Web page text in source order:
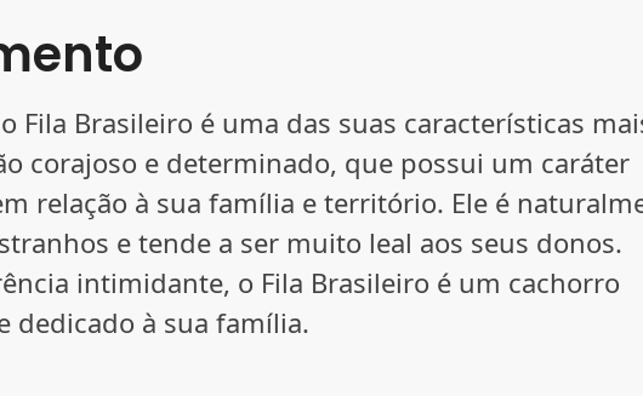
Fila Brasileiro é uma das suas características
corajoso e determinado, que possui um caráter
relação à sua família e território. Ele é
e tende a ser muito leal aos seus donos.
intimidante, o Fila Brasileiro é um cachorro
dedicado à sua família.